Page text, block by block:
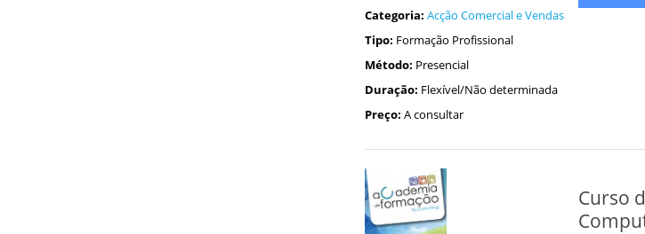
Categoria: Acção Comercial e Vendas
Tipo: Formação Profissional
Método: Presencial
Duração: Flexível/Não determinada
Preço: A consultar
Curso